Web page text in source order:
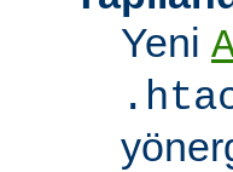
Yeni